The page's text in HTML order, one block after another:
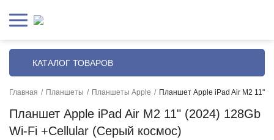
КАТАЛОГ ТОВАРОВ
Главная / Планшеты / Планшеты Apple / Планшет Apple iPad Air M2 11"
Планшет Apple iPad Air M2 11" (2024) 128Gb
Wi-Fi +Сellular (Серый космос)